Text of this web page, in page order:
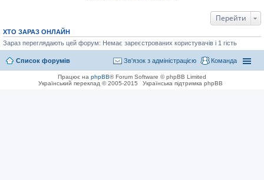
Перейти
ХТО ЗАРАЗ ОНЛАЙН
Зараз переглядають цей форум: Немає зареєстрованих користувачів і 1 гість
Список форумів Команда
Зв'язок з адміністрацією
Працює на phpBB® Forum Software © phpBB Limited
Український переклад © 2005-2015
Українська підтримка phpBB